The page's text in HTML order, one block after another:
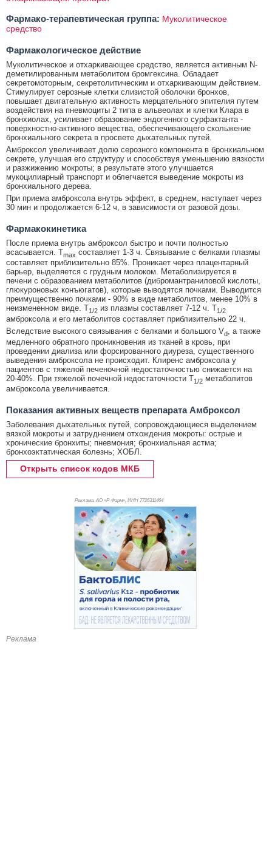
Фармако-терапевтическая группа: Муколитическое
средство
Фармакологическое действие
Муколитическое и отхаркивающее средство, является активным N-
деметилированным метаболитом бромгексина. Обладает
секретомоторным, секретолитическим и отхаркивающим действием.
Стимулирует серозные клетки слизистой оболочки бронхов,
повышает двигательную активность мерцательного эпителия путем
воздействия на пневмоциты 2 типа в альвеолах и клетки Клара в
бронхиолах, усиливает образование эндогенного сурфактанта -
поверхностно-активного вещества, обеспечивающего скольжение
бронхиального секрета в просвете дыхательных путей.
Амброксол увеличивает долю серозного компонента в бронхиальном
секрете, улучшая его структуру и способствуя уменьшению вязкости
и разжижению мокроты; в результате этого улучшается
мукоцилиарный транспорт и облегчается выведение мокроты из
бронхиального дерева.
При приема амброксола внутрь эффект, в среднем, наступает через
30 мин и продолжается 6-12 ч, в зависимости от разовой дозы.
Фармакокинетика
После приема внутрь амброксол быстро и почти полностью
всасывается. Тmax составляет 1-3 ч. Связывание с белками плазмы
составляет приблизительно 85%. Проникает через плацентарный
барьер, выделяется с грудным молоком. Метаболизируется в
печени с образованием метаболитов (дибромантраниловой кислоты,
глюкуроновых конъюгатов), которые выводятся почками. Выводится
преимущественно почками - 90% в виде метаболитов, менее 10% в
неизмененном виде. T1/2 из плазмы составляет 7-12 ч. T1/2
амброксола и его метаболитов составляет приблизительно 22 ч.
Вследствие высокого связывания с белками и большого Vd, а также
медленного обратного проникновения из тканей в кровь, при
проведении диализа или форсированного диуреза, существенного
выведения амброксола не происходит. Клиренс амброксола у
пациентов с тяжелой печеночной недостаточностью снижается на
20-40%. При тяжелой почечной недостаточности T1/2 метаболитов
амброксола увеличивается.
Показания активных веществ препарата Амброксол
Заболевания дыхательных путей, сопровождающиеся выделением
вязкой мокроты и затруднением отхождения мокроты: острые и
хронические бронхиты; пневмония; бронхиальная астма;
бронхоэктатическая болезнь; ХОБЛ.
Открыть список кодов МКБ
Реклама. АО «Р-Фарм», ИНН 7726311464
Реклама